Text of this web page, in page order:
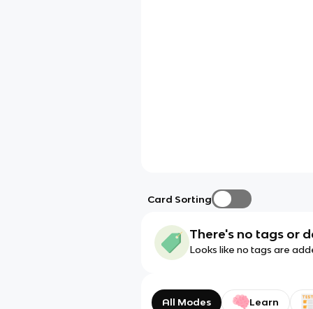
Card Sorting
There's no tags or
Looks like no tags are
All Modes Learn